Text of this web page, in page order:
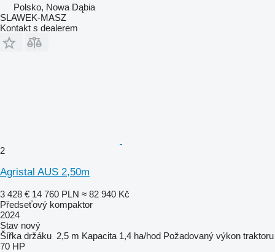
Polsko, Nowa Dąbia
SLAWEK-MASZ
Kontakt s dealerem
2
Agristal AUS 2,50m
3 428 € 14 760 PLN ≈ 82 940 Kč
Předseťový kompaktor
2024
Stav nový
Šířka držáku 2,5 m Kapacita 1,4 ha/hod Požadovaný výkon traktoru
70 HP